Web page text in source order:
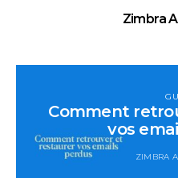
Zimbra
Comment
vos
ZIMBRA